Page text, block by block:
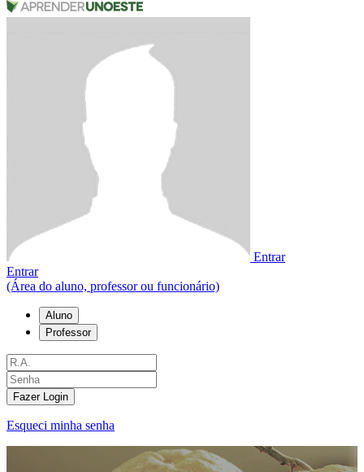
Entrar
Entrar
(Área do aluno, professor ou funcionário)
Aluno
Professor
Fazer Login
Esqueci minha senha